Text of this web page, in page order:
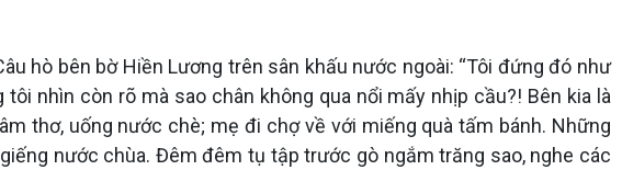
hò bên bờ Hiền Lương trên sân khấu nước ngoài: “Tôi đứng đó như
nhìn còn rõ mà sao chân không qua nổi mấy nhịp cầu?! Bên kia là
thơ, uống nước chè; mẹ đi chợ về với miếng quà tấm bánh. Những
nước chùa. Đêm đêm tụ tập trước gò ngắm trăng sao, nghe các